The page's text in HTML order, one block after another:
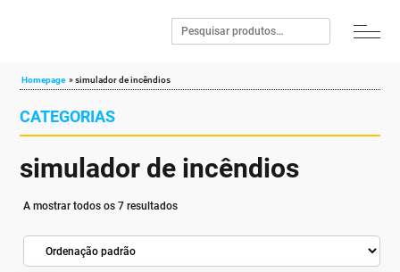
Homepage »simulador de incêndios
CATEGORIAS
simulador de incêndios
A mostrar todos os 7 resultados